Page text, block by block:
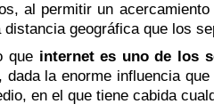
al permitir un
distancia geográfica que los
que internet es uno de los
, dada la enorme influencia
en el que tiene cabida